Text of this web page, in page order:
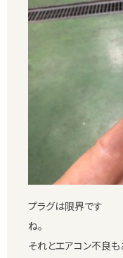
プラグは限界です
それとエアコン不良